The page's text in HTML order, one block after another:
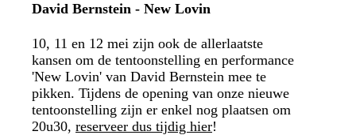
David Bernstein - New Lovin
10, 11 en 12 mei zijn ook de allerlaatste
kansen om de tentoonstelling en performance
'New Lovin' van David Bernstein mee te
pikken. Tijdens de opening van onze nieuwe
tentoonstelling zijn er enkel nog plaatsen om
20u30, reserveer dus tijdig hier!